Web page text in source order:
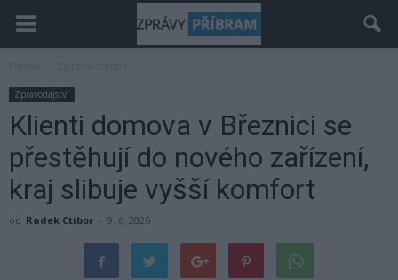
Zpravodajství
Klienti domova v Březnici se
přestěhují do nového zařízení,
kraj slibuje vyšší komfort
od Radek Ctibor - 9. 6. 2026